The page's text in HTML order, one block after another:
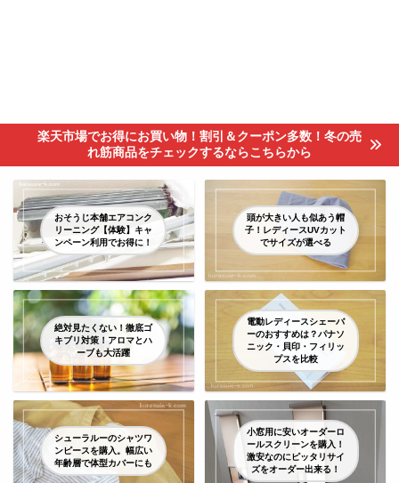
楽天市場でお得にお買い物！割引＆クーポン多数！冬の売
れ筋商品をチェックするならこちらから
おそうじ本舗エアコンク
リーニング【体験】キャ
ンペーン利用でお得に！
頭が大きい人も似あう帽
子！レディースUVカット
でサイズが選べる
絶対見たくない！徹底ゴ
キブリ対策！アロマとハ
ーブも大活躍
電動レディースシェーバ
ーのおすすめは？パナソ
ニック・貝印・フィリッ
プスを比較
シューラルーのシャツワ
ンピースを購入。幅広い
年齢層で体型カバーにも
小窓用に安いオーダーロ
ールスクリーンを購入！
激安なのにピッタリサイ
ズをオーダー出来る！